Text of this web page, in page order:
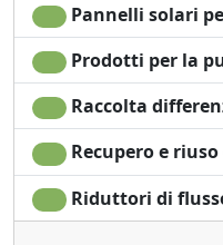
Pannelli solari
Prodotti per la
Raccolta
Recupero e riuso
Riduttori di